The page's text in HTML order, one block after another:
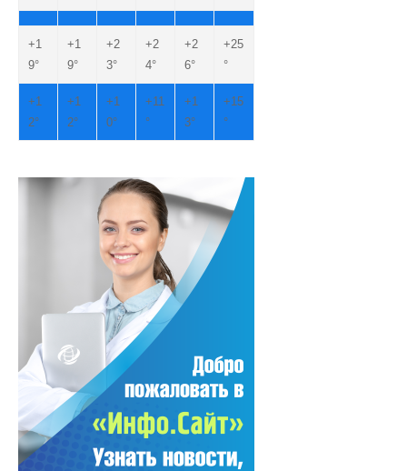
+1
9°
+1
9°
+2
3°
+2
4°
+2
6°
+25
°
+1
2°
+1
2°
+1
0°
+11
°
+1
3°
+15
°